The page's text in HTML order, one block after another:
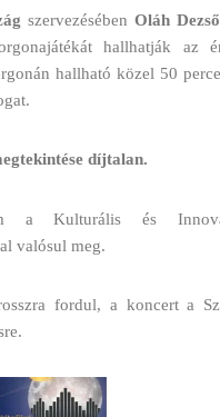
szervezésében Oláh
hallhatják az
hallható közel 50
díjtalan.
a Kulturális és
valósul meg.
fordul, a koncert a